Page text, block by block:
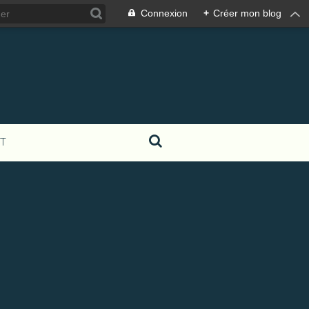
Connexion + Créer mon blog